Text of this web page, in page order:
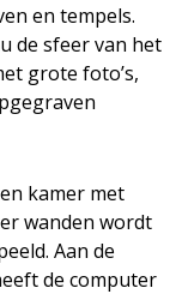
en tempels.
de sfeer van het
grote foto’s,
kamer met
wanden wordt
Aan de
de computer